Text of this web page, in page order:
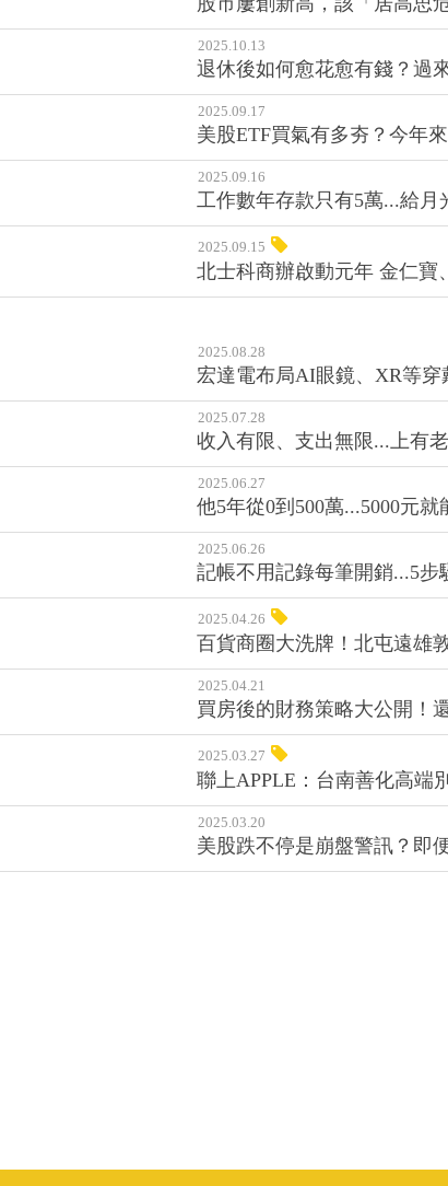
2025.10.13
退休後如何愈花愈有錢？過
2025.09.17
美股ETF買氣有多夯？今年
2025.09.16
工作數年存款只有5萬...給月
2025.09.15
北士科商辦啟動元年 金仁寶
2025.08.28
宏達電布局AI眼鏡、XR等
2025.07.28
收入有限、支出無限...上有
2025.06.27
他5年從0到500萬...5000元
2025.06.26
記帳不用記錄每筆開銷...5
2025.04.26
百貨商圈大洗牌！北屯遠雄
2025.04.21
買房後的財務策略大公開！
2025.03.27
聯上APPLE：台南善化高端
2025.03.20
美股跌不停是崩盤警訊？即